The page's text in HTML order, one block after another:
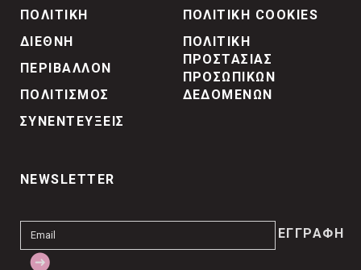
ΠΟΛΙΤΙΚΗ
ΔΙΕΘΝΗ
ΠΕΡΙΒΑΛΛΟΝ
ΠΟΛΙΤΙΣΜΟΣ
ΣΥΝΕΝΤΕΥΞΕΙΣ
ΠΟΛΙΤΙΚΗ COOKIES
ΠΟΛΙΤΙΚΗ
ΠΡΟΣΤΑΣΙΑΣ
ΠΡΟΣΩΠΙΚΩΝ
ΔΕΔΟΜΕΝΩΝ
NEWSLETTER